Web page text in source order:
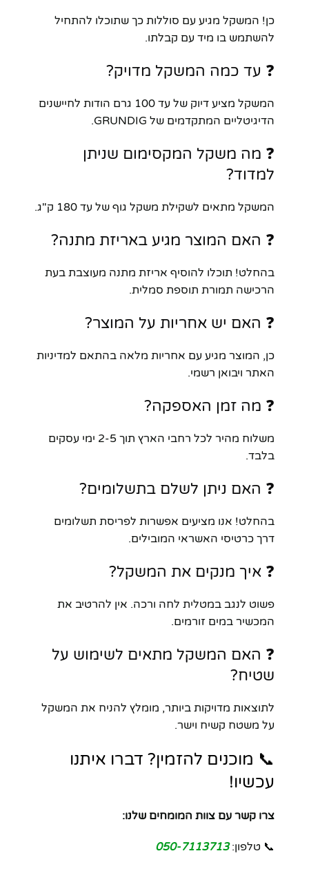
כן! המשקל מגיע עם סוללות כך שתוכלו להתחיל
להשתמש בו מיד עם קבלתו.
❓ עד כמה המשקל מדויק?
המשקל מציע דיוק של עד 100 גרם הודות לחיישנים
הדיגיטליים המתקדמים של GRUNDIG.
❓ מה משקל המקסימום שניתן
למדוד?
המשקל מתאים לשקילת משקל גוף של עד 180 ק"ג.
❓ האם המוצר מגיע באריזת מתנה?
בהחלט! תוכלו להוסיף אריזת מתנה מעוצבת בעת
הרכישה תמורת תוספת סמלית.
❓ האם יש אחריות על המוצר?
כן, המוצר מגיע עם אחריות מלאה בהתאם למדיניות
האתר ויבואן רשמי.
❓ מה זמן האספקה?
משלוח מהיר לכל רחבי הארץ תוך 2-5 ימי עסקים
בלבד.
❓ האם ניתן לשלם בתשלומים?
בהחלט! אנו מציעים אפשרות לפריסת תשלומים
דרך כרטיסי האשראי המובילים.
❓ איך מנקים את המשקל?
פשוט לנגב במטלית לחה ורכה. אין להרטיב את
המכשיר במים זורמים.
❓ האם המשקל מתאים לשימוש על
שטיח?
לתוצאות מדויקות ביותר, מומלץ להניח את המשקל
על משטח קשיח וישר.
📞 מוכנים להזמין? דברו איתנו
עכשיו!
צרו קשר עם צוות המומחים שלנו:
📞 טלפון:050-7113713